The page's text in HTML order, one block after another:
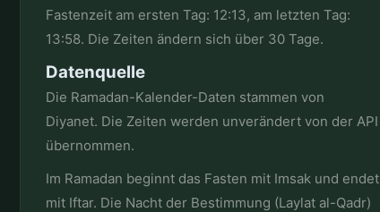
Fastenzeit am ersten Tag: 12:13, am letzten Tag:
13:58. Die Zeiten ändern sich über 30 Tage.
Datenquelle
Die Ramadan-Kalender-Daten stammen von
Diyanet. Die Zeiten werden unverändert von der API
übernommen.
Im Ramadan beginnt das Fasten mit Imsak und endet
mit Iftar. Die Nacht der Bestimmung (Laylat al-Qadr)